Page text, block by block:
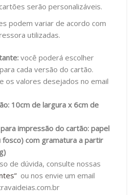
serão personalizáveis.
podem variar de acordo com
utilizadas.
você poderá escolher
cada versão do cartão.
os valores desejados no email
10cm de largura x 6cm de
impressão do cartão: papel
fosco) com gramatura a partir
de dúvida, consulte nossas
ou nos envie um email